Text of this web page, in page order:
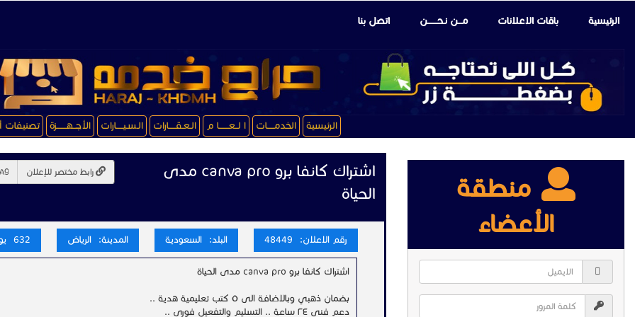
الرئيسية باقات الإعلانات مـــن نـحـــــــن اتصل بنا
الرئيسية الخدمـــــات ا لــعـــــــا م الـعـقـــــارات الـسـيـــــارات الأجــهـــــــزة تصنيفات
منطقة
الأعضاء
اشتراك كانفا برو canva pro مدى
الحياة
رابط مختصر للإعلان
رقم الاعلان: 48449 البلد: السعودية المدينة: الرياض 632 يوم
اشتراك كانفا برو canva pro مدى الحياة
بضمان ذهبي وبالاضافة الى ٥ كتب تعليمية هدية ..
دعم فني ٢٤ ساعة .. التسليم والتفعيل فوري ..